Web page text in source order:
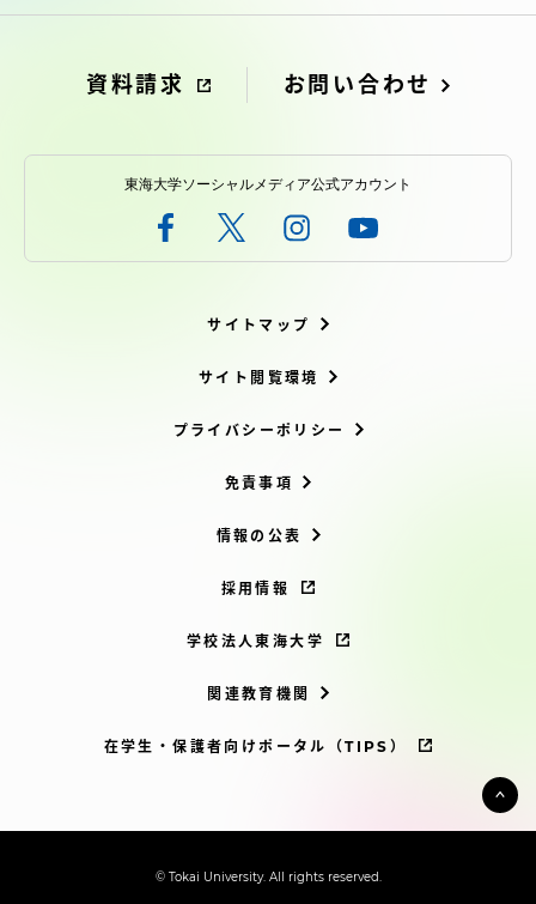
資料請求 お問い合わせ
東海大学ソーシャルメディア公式アカウント
サイトマップ
サイト閲覧環境
プライバシーポリシー
免責事項
情報の公表
採用情報
学校法人東海大学
関連教育機関
在学生・保護者向けポータル（TIPS）
© Tokai University. All rights reserved.